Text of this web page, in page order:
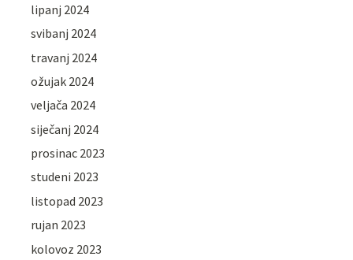
lipanj 2024
svibanj 2024
travanj 2024
ožujak 2024
veljača 2024
siječanj 2024
prosinac 2023
studeni 2023
listopad 2023
rujan 2023
kolovoz 2023